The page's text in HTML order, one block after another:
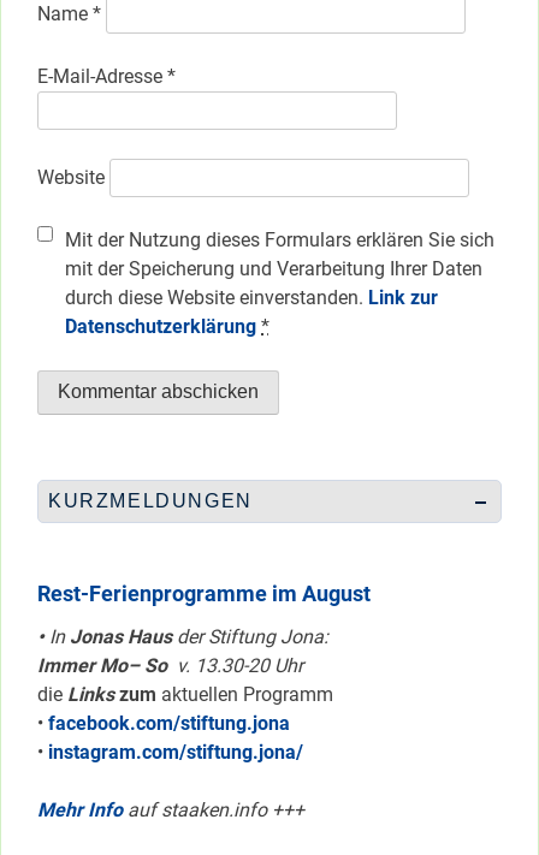
Name *
E-Mail-Adresse *
Website
Mit der Nutzung dieses Formulars erklären Sie sich
mit der Speicherung und Verarbeitung Ihrer Daten
durch diese Website einverstanden. Link zur
Datenschutzerklärung *
KURZMELDUNGEN
Rest-Ferienprogramme im August
•InJonas Hausder Stiftung Jona:
Immer Mo– So v. 13.30-20 Uhr
die Linkszum aktuellen Programm
• facebook.com/stiftung.jona
• instagram.com/stiftung.jona/
Mehr Infoauf staaken.info +++